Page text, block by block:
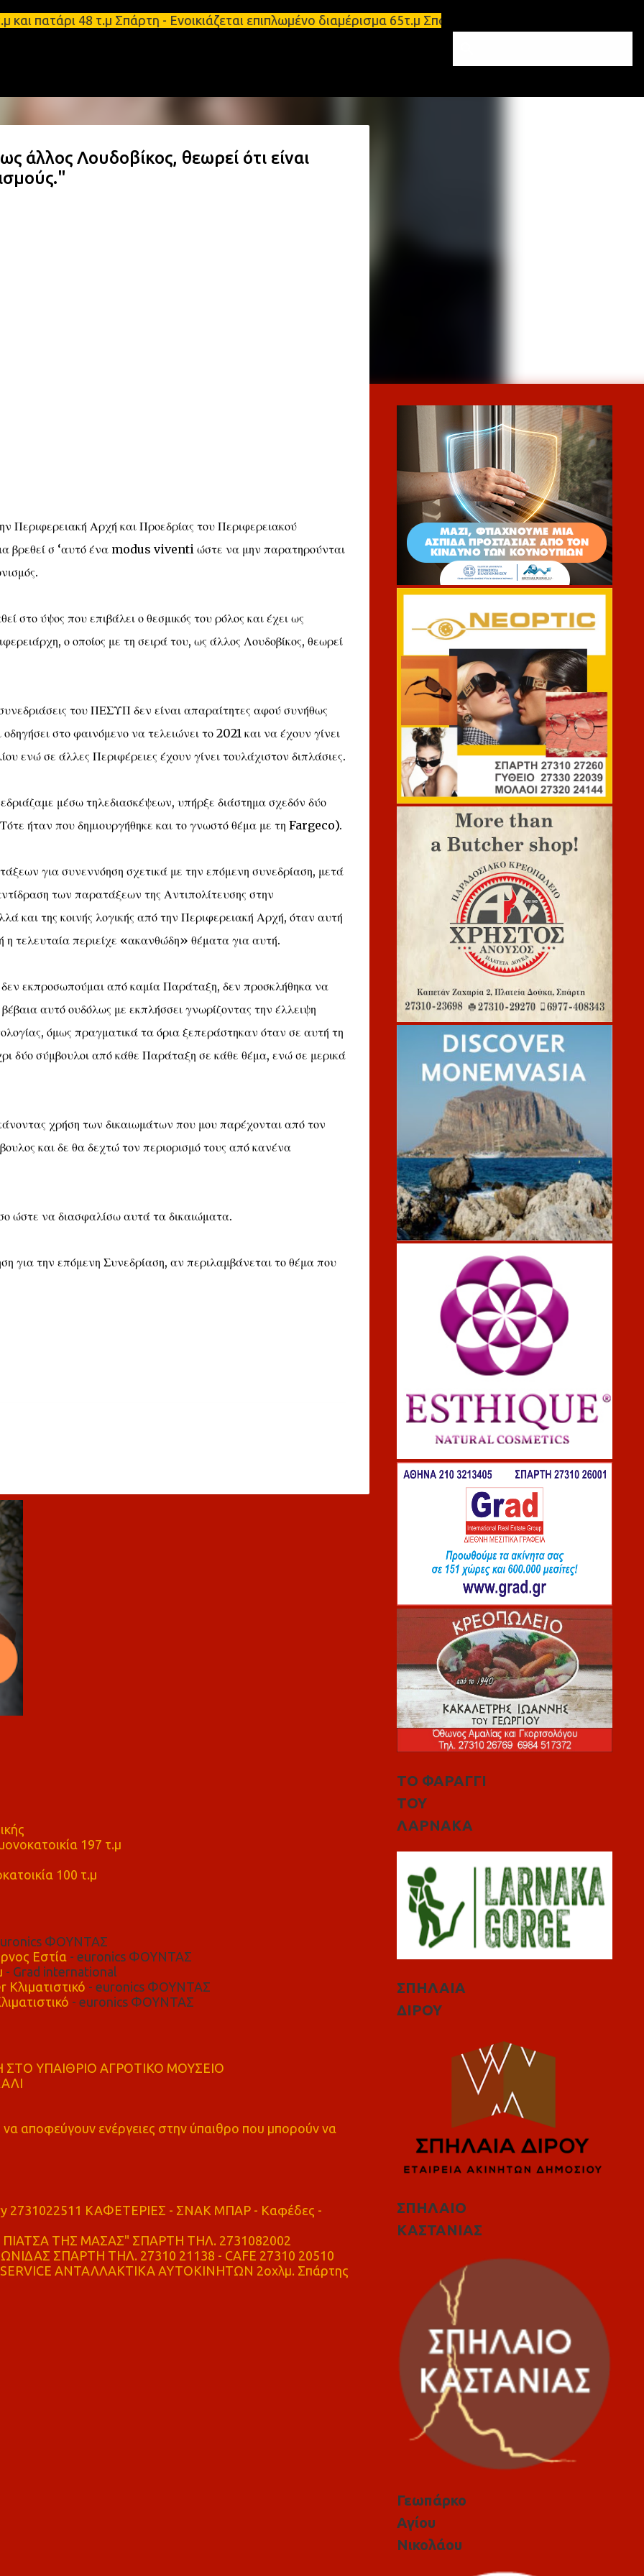
Μετάβαση στο κύριο περιεχόμενο
48 τ.μ Σπάρτη - Ενοικιάζεται επιπλωμένο διαμέρισμα 65τ.μ Σπάρτη - πωλείται τριάρι
Λουδοβίκος, θεωρεί ότι είναι
Περιφερειακή Αρχή και Προεδρίας του Περιφερειακού
βρεθεί σ ‘αυτό ένα modus viventi ώστε να μην παρατηρούνται
στο ύψος που επιβάλει ο θεσμικός του ρόλος και έχει ως
ο οποίος με τη σειρά του, ως άλλος Λουδοβίκος, θεωρεί
του ΠΕΣΥΠ δεν είναι απαραίτητες αφού συνήθως
στο φαινόμενο να τελειώνει το 2021 και να έχουν γίνει
ενώ σε άλλες Περιφέρειες έχουν γίνει τουλάχιστον διπλάσιες.
μέσω τηλεδιασκέψεων, υπήρξε διάστημα σχεδόν δύο
ήταν που δημιουργήθηκε και το γνωστό θέμα με τη Fargeco).
για συνεννόηση σχετικά με την επόμενη συνεδρίαση, μετά
των παρατάξεων της Αντιπολίτευσης στην
και της κοινής λογικής από την Περιφερειακή Αρχή, όταν αυτή
η τελευταία περιείχε «ακανθώδη» θέματα για αυτή.
εκπροσωπούμαι από καμία Παράταξη, δεν προσκλήθηκα να
αυτό ουδόλως με εκπλήσσει γνωρίζοντας την έλλειψη
όμως πραγματικά τα όρια ξεπεράστηκαν όταν σε αυτή τη
δύο σύμβουλοι από κάθε Παράταξη σε κάθε θέμα, ενώ σε μερικά
χρήση των δικαιωμάτων που μου παρέχονται από τον
και δε θα δεχτώ τον περιορισμό τους από κανένα
ώστε να διασφαλίσω αυτά τα δικαιώματα.
την επόμενη Συνεδρίαση, αν περιλαμβάνεται το θέμα που
197 τ.μ
100 τ.μ
ΦΟΥΝΤΑΣ
Εστία - euronics ΦΟΥΝΤΑΣ
- Grad international
- euronics ΦΟΥΝΤΑΣ
- euronics ΦΟΥΝΤΑΣ
ΥΠΑΙΘΡΙΟ ΑΓΡΟΤΙΚΟ ΜΟΥΣΕΙΟ
αποφεύγουν ενέργειες στην ύπαιθρο που μπορούν να
2731022511 ΚΑΦΕΤΕΡΙΕΣ - ΣΝΑΚ ΜΠΑΡ - Καφέδες -
ΤΗΣ ΜΑΣΑΣ" ΣΠΑΡΤΗ ΤΗΛ. 2731082002
ΣΠΑΡΤΗ ΤΗΛ. 27310 21138 - CAFE 27310 20510
ΑΝΤΑΛΛΑΚΤΙΚΑ ΑΥΤΟΚΙΝΗΤΩΝ 2οχλμ. Σπάρτης
ΤΟ ΦΑΡΑΓΓΙ
ΤΟΥ
ΛΑΡΝΑΚΑ
ΣΠΗΛΑΙΑ
ΔΙΡΟΥ
ΣΠΗΛΑΙΟ
ΚΑΣΤΑΝΙΑΣ
Γεωπάρκο
Αγίου
Νικολάου